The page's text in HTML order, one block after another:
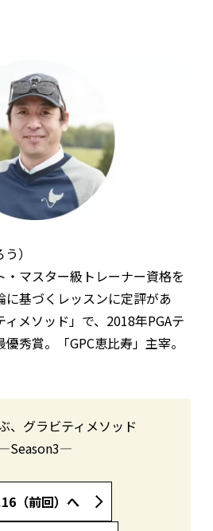
）
・マスター級トレーナー資格を
基づくレッスンに定評があ
メソッド」で、2018年PGAテ
秀賞。「GPC恵比寿」主宰。
、グラビティメソッド
（前回）へ